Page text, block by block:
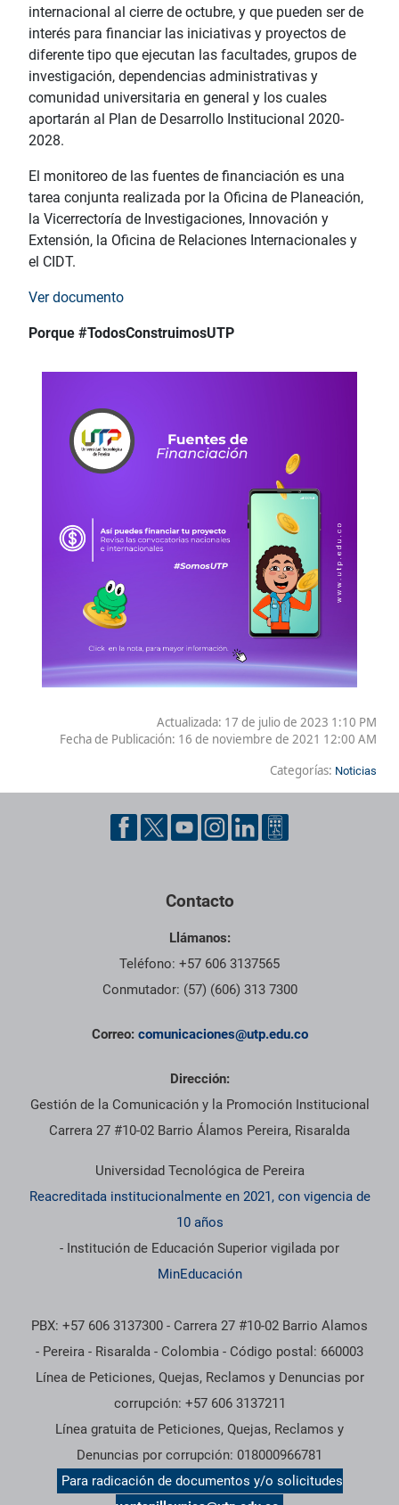
internacional al cierre de octubre, y que pueden ser de
interés para financiar las iniciativas y proyectos de
diferente tipo que ejecutan las facultades, grupos de
investigación, dependencias administrativas y
comunidad universitaria en general y los cuales
aportarán al Plan de Desarrollo Institucional 2020-
2028.
El monitoreo de las fuentes de financiación es una
tarea conjunta realizada por la Oficina de Planeación,
la Vicerrectoría de Investigaciones, Innovación y
Extensión, la Oficina de Relaciones Internacionales y
el CIDT.
Ver documento
Porque #TodosConstruimosUTP
Actualizada: 17 de julio de 2023 1:10 PM
Fecha de Publicación: 16 de noviembre de 2021 12:00 AM
Categorías: Noticias
Contacto
Llámanos:
Teléfono: +57 606 3137565
Conmutador: (57) (606) 313 7300
Correo: comunicaciones@utp.edu.co
Dirección:
Gestión de la Comunicación y la Promoción Institucional
Carrera 27 #10-02 Barrio Álamos Pereira, Risaralda
Universidad Tecnológica de Pereira
Reacreditada institucionalmente en 2021, con vigencia de
10 años
- Institución de Educación Superior vigilada por
MinEducación
PBX: +57 606 3137300 - Carrera 27 #10-02 Barrio Alamos
- Pereira - Risaralda - Colombia - Código postal: 660003
Línea de Peticiones, Quejas, Reclamos y Denuncias por
corrupción: +57 606 3137211
Línea gratuita de Peticiones, Quejas, Reclamos y
Denuncias por corrupción: 018000966781
Para radicación de documentos y/o solicitudes